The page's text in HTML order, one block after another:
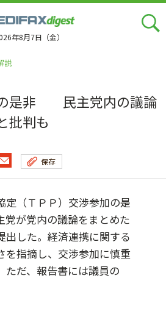
年8月7日（金）
説
の是非 民主党内の議論
批判も
保存
（ＴＰＰ）交渉参加の是
党が党内の議論をまとめた
出した。経済連携に関する
を指摘し、交渉参加に慎重
ただ、報告書には議員の